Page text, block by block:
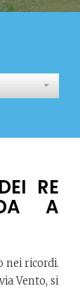
RE
A
nei ricordi.
Vento, si